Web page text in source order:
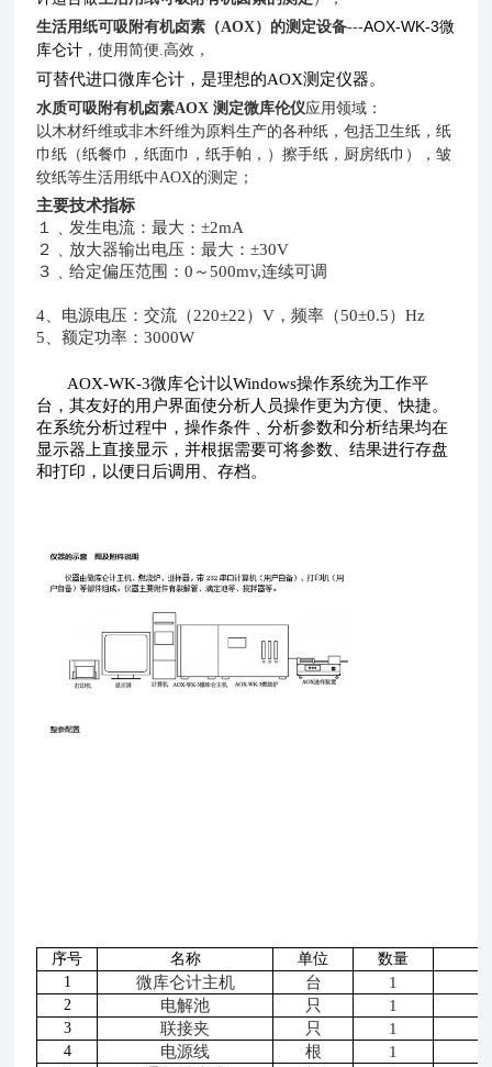
生活用纸可吸附有机卤素（AOX）的测定设备---AOX-WK-3微
库仑计 ，使用简便 .高效，
可替代进口微库仑计，是理想的AOX测定仪器。
水质可吸附有机卤素AOX 测定微库伦仪应用领域：
以木材纤维或非木纤维为原料生产的各种纸，包括卫生纸，纸
巾纸（纸餐巾，纸面巾，纸手帕，）擦手纸，厨房纸巾），皱
纹纸等生活用纸中 AOX的测定；
主要技术指标
１﹑发生电流：最大：±2mA
２﹑放大器输出电压：最大：±30V
３﹑给定偏压范围：0～500mv,连续可调
4 、电源电压：交流（220±22）V，频率（50±0.5）Hz
5 、额定功率：3000W
AOX-WK-3微库仑计以Windows操作系统为工作平
台，其友好的用户界面使分析人员操作更为方便、快捷。
在系统分析过程中，操作条件﹑分析参数和分析结果均在
显示器上直接显示，并根据需要可将参数、结果进行存盘
和打印，以便日后调用、存档。
序号 名称 单位
数量
1
微库仑计主机 台 1
2 电解池 只 1
3 联接夹 只 1
4 电源线 根 1